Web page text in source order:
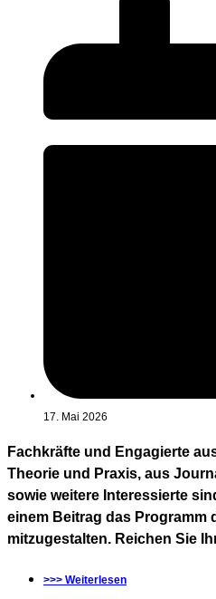
17. Mai 2026
Fachkräfte und Engagierte
Theorie und Praxis, aus
sowie weitere Interessierte
einem Beitrag das Programm
mitzugestalten. Reichen Sie
>>> Weiterlesen